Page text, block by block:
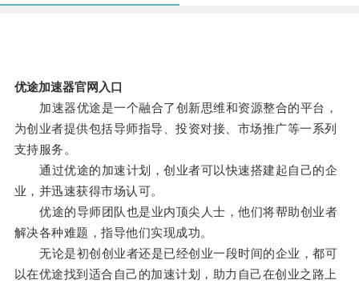
优途加速器官网入口
加速器优途是一个融合了创新思维和资源整合的平台，
为创业者提供包括导师指导、投资对接、市场推广等一系列
支持服务。
通过优途的加速计划，创业者可以快速搭建起自己的企
业，并迅速获得市场认可。
优途的导师团队也是业内顶尖人士，他们将帮助创业者
解决各种难题，指导他们实现成功。
无论是初创创业者还是已经创业一段时间的企业，都可
以在优途找到适合自己的加速计划，助力自己在创业之路上